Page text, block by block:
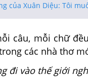
của Xuân Diệu: Tôi
câu, mỗi chữ
các nhà thơ
đi vào thế giới